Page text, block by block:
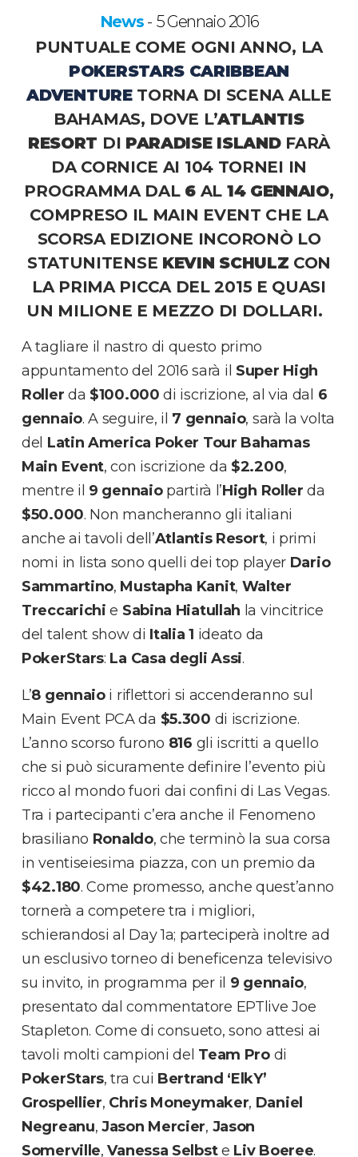
News - 5 Gennaio 2016
PUNTUALE COME OGNI ANNO, LA
POKERSTARS CARIBBEAN
ADVENTURETORNA DI SCENA ALLE
BAHAMAS, DOVE L’ATLANTIS
RESORT DI PARADISE ISLAND FARÀ
DA CORNICE AI 104 TORNEI IN
PROGRAMMA DAL 6 AL 14 GENNAIO,
COMPRESO IL MAIN EVENT CHE LA
SCORSA EDIZIONE INCORONÒ LO
STATUNITENSE KEVIN SCHULZ CON
LA PRIMA PICCA DEL 2015 E QUASI
UN MILIONE E MEZZO DI DOLLARI.
A tagliare il nastro di questo primo
appuntamento del 2016 sarà il Super High
Roller da $100.000di iscrizione, al via dal 6
gennaio. A seguire, il 7 gennaio, sarà la volta
del Latin America Poker Tour Bahamas
Main Event, con iscrizione da $2.200,
mentre il 9 gennaiopartirà l’High Rollerda
$50.000. Non mancheranno gli italiani
anche ai tavoli dell’Atlantis Resort, i primi
nomi in lista sono quelli dei top player Dario
Sammartino, Mustapha Kanit, Walter
Treccarichie Sabina Hiatullah la vincitrice
del talent show di Italia 1 ideato da
PokerStars: La Casa degli Assi.
L’8 gennaioi riflettori si accenderanno sul
Main Event PCA da $5.300 di iscrizione.
L’anno scorso furono 816 gli iscritti a quello
che si può sicuramente definire l’evento più
ricco al mondo fuori dai confini di Las Vegas.
Tra i partecipanti c’era anche il Fenomeno
brasiliano Ronaldo, che terminò la sua corsa
in ventiseiesima piazza, con un premio da
$42.180. Come promesso, anche quest’anno
tornerà a competere tra i migliori,
schierandosi al Day 1a; parteciperà inoltre ad
un esclusivo torneo di beneficenza televisivo
su invito, in programma per il 9 gennaio,
presentato dal commentatore EPTlive Joe
Stapleton. Come di consueto, sono attesi ai
tavoli molti campioni del Team Prodi
PokerStars, tra cui Bertrand ‘ElkY’
Grospellier, Chris Moneymaker, Daniel
Negreanu,Jason Mercier, Jason
Somerville,Vanessa Selbste Liv Boeree.